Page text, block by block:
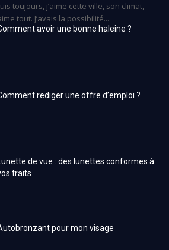
toujours, j’aime cette ville, son climat,
tout. J’avais la possibilité...
avoir une bonne haleine ?
rediger une offre d’emploi ?
de vue : des lunettes conformes à
traits
pour mon visage